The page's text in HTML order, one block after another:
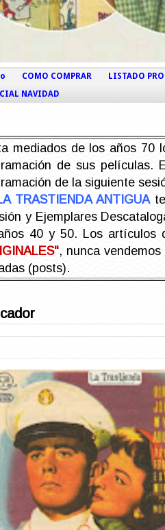
COMO COMPRAR LISTADO
NAVIDAD
mediados de los años 70
de sus
de la siguiente
TRASTIENDA ANTIGUA
y Ejemplares
40 y 50. Los artículos
, nunca vendemos
(posts).